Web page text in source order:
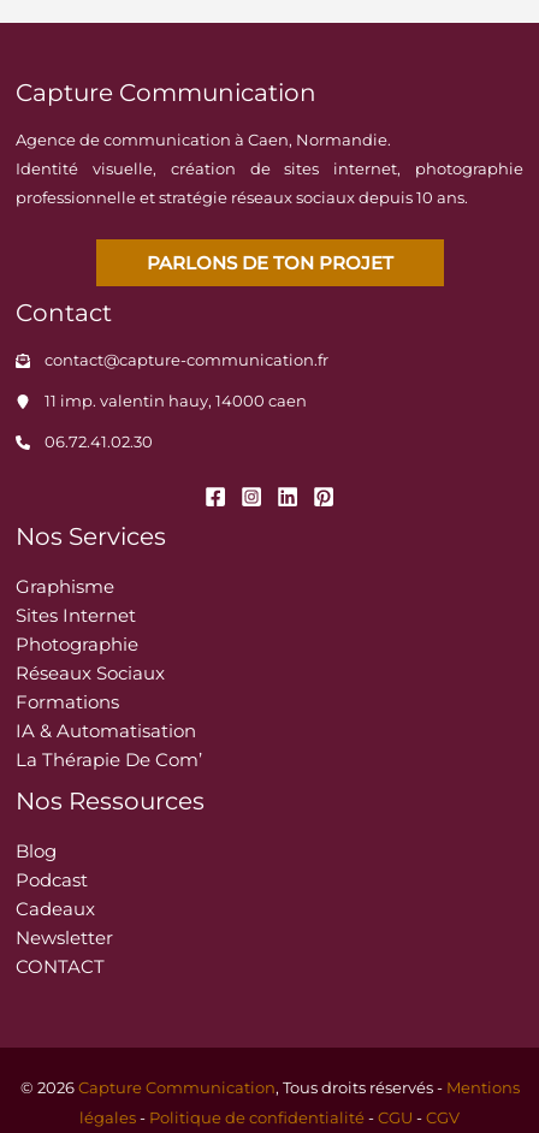
Capture Communication
Agence de communication à Caen, Normandie.
Identité visuelle, création de sites internet, photographie
professionnelle et stratégie réseaux sociaux depuis 10 ans.
PARLONS DE TON PROJET
Contact
contact@capture-communication.fr
11 imp. valentin hauy, 14000 caen
06.72.41.02.30
Nos Services
Graphisme
Sites Internet
Photographie
Réseaux Sociaux
Formations
IA & Automatisation
La Thérapie De Com’
Nos Ressources
Blog
Podcast
Cadeaux
Newsletter
CONTACT
© 2026 Capture Communication, Tous droits réservés - Mentions
légales - Politique de confidentialité - CGU - CGV